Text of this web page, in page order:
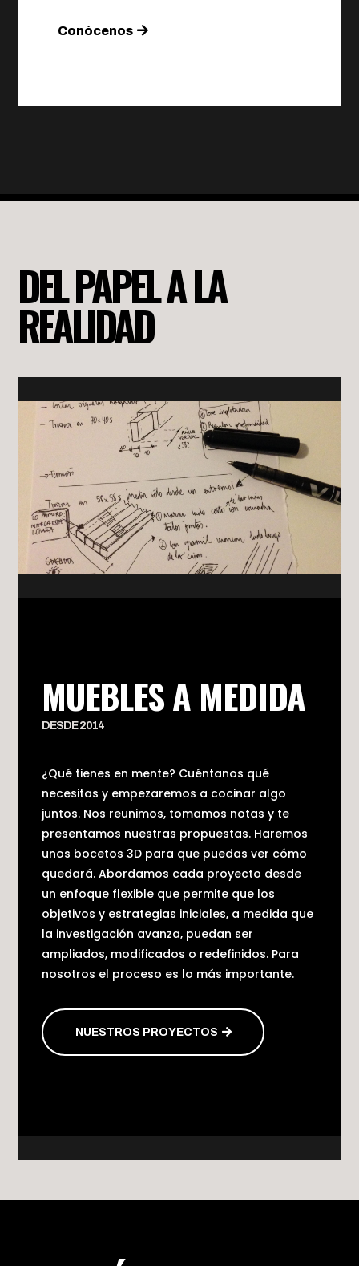
Conócenos
DEL PAPEL A LA
REALIDAD
MUEBLES A MEDIDA
DESDE 2014
¿Qué tienes en mente? Cuéntanos qué
necesitas y empezaremos a cocinar algo
juntos. Nos reunimos, tomamos notas y te
presentamos nuestras propuestas. Haremos
unos bocetos 3D para que puedas ver cómo
quedará. Abordamos cada proyecto desde
un enfoque flexible que permite que los
objetivos y estrategias iniciales, a medida que
la investigación avanza, puedan ser
ampliados, modificados o redefinidos. Para
nosotros el proceso es lo más importante.
NUESTROS PROYECTOS